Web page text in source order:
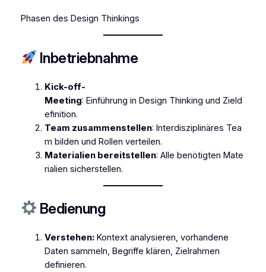
Phasen des Design Thinkings
Inbetriebnahme
Kick-off-
Meeting: Einführung in Design Thinking und Zield
efinition.
Team zusammenstellen: Interdisziplinäres Tea
m bilden und Rollen verteilen.
Materialien bereitstellen: Alle benötigten Mate
rialien sicherstellen.
Bedienung
Verstehen:Kontext analysieren, vorhandene
Daten sammeln, Begriffe klären, Zielrahmen
definieren.